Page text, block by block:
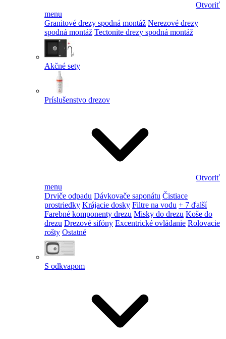
Otvoriť
menu
Granitové drezy spodná montáž Nerezové drezy
spodná montáž Tectonite drezy spodná montáž
Akčné sety
Príslušenstvo drezov
Otvoriť
menu
Drviče odpadu Dávkovače saponátu Čistiace
prostriedky Krájacie dosky Filtre na vodu + 7 ďalší
Farebné komponenty drezu Misky do drezu Koše do
drezu Drezové sifóny Excentrické ovládanie Rolovacie
rošty Ostatné
S odkvapom